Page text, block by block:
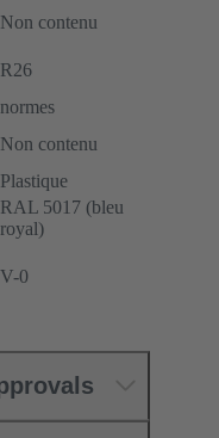
Non contenu
R26
normes
Non contenu
Plastique
RAL 5017 (bleu
royal)
V-0